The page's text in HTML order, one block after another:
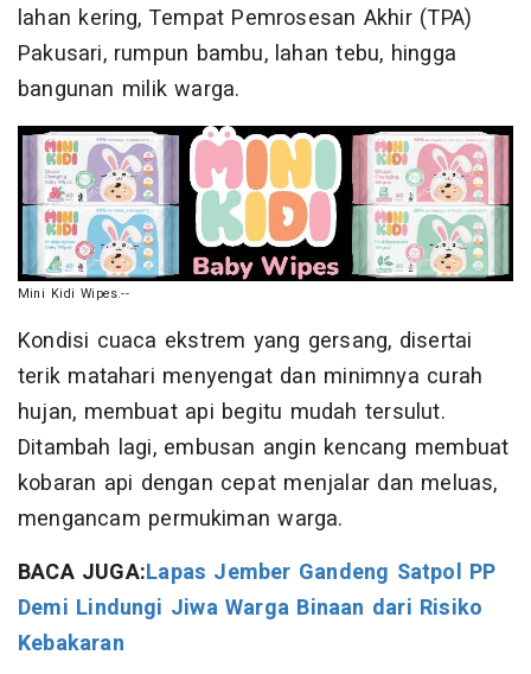
lahan kering, Tempat Pemrosesan Akhir (TPA)
Pakusari, rumpun bambu, lahan tebu, hingga
bangunan milik warga.
Mini Kidi Wipes.--
​Kondisi cuaca ekstrem yang gersang, disertai
terik matahari menyengat dan minimnya curah
hujan, membuat api begitu mudah tersulut.
Ditambah lagi, embusan angin kencang membuat
kobaran api dengan cepat menjalar dan meluas,
mengancam permukiman warga.
BACA JUGA:Lapas Jember Gandeng Satpol PP
Demi Lindungi Jiwa Warga Binaan dari Risiko
Kebakaran